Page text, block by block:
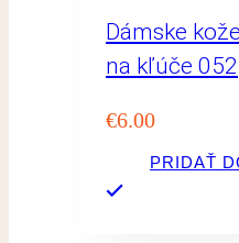
Dámske
na kľúče 052
€6.00
PRIDAŤ